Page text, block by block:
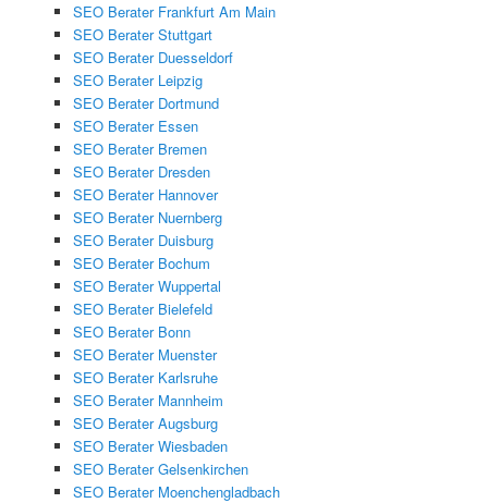
SEO Berater Frankfurt Am Main
SEO Berater Stuttgart
SEO Berater Duesseldorf
SEO Berater Leipzig
SEO Berater Dortmund
SEO Berater Essen
SEO Berater Bremen
SEO Berater Dresden
SEO Berater Hannover
SEO Berater Nuernberg
SEO Berater Duisburg
SEO Berater Bochum
SEO Berater Wuppertal
SEO Berater Bielefeld
SEO Berater Bonn
SEO Berater Muenster
SEO Berater Karlsruhe
SEO Berater Mannheim
SEO Berater Augsburg
SEO Berater Wiesbaden
SEO Berater Gelsenkirchen
SEO Berater Moenchengladbach